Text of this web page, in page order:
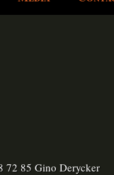
72 85 Gino Derycker